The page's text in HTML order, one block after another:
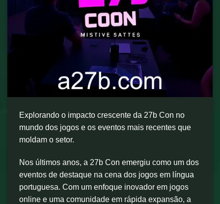
Explorando o impacto crescente da 27b Con no
mundo dos jogos e os eventos mais recentes que
moldam o setor.
Nos últimos anos, a 27b Con emergiu como um dos
eventos de destaque na cena dos jogos em língua
portuguesa. Com um enfoque inovador em jogos
online e uma comunidade em rápida expansão, a